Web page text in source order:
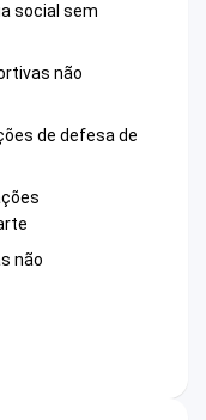
social sem
não
de defesa de
não